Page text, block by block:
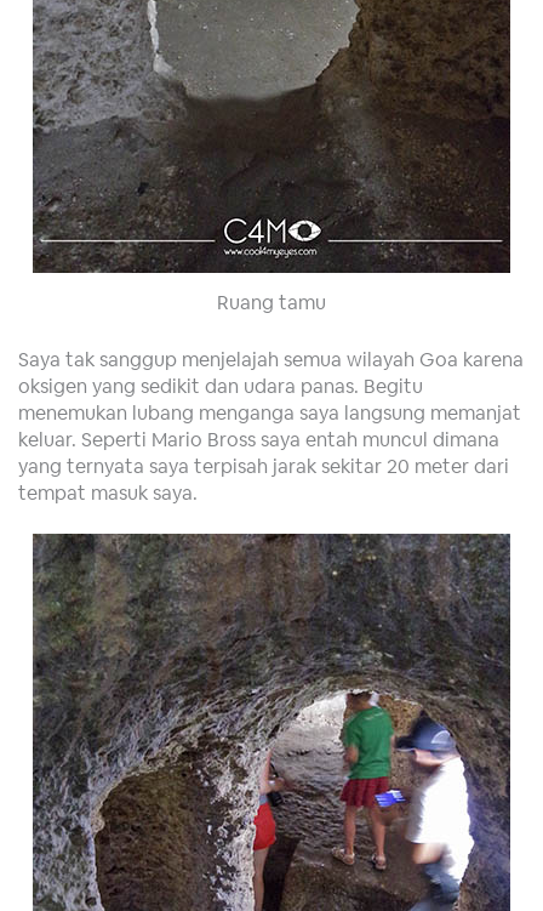
Ruang tamu
Saya tak sanggup menjelajah semua wilayah Goa karena
oksigen yang sedikit dan udara panas. Begitu
menemukan lubang menganga saya langsung memanjat
keluar. Seperti Mario Bross saya entah muncul dimana
yang ternyata saya terpisah jarak sekitar 20 meter dari
tempat masuk saya.